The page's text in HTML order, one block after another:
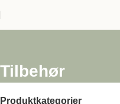
Tilbehør
Produktkategorier